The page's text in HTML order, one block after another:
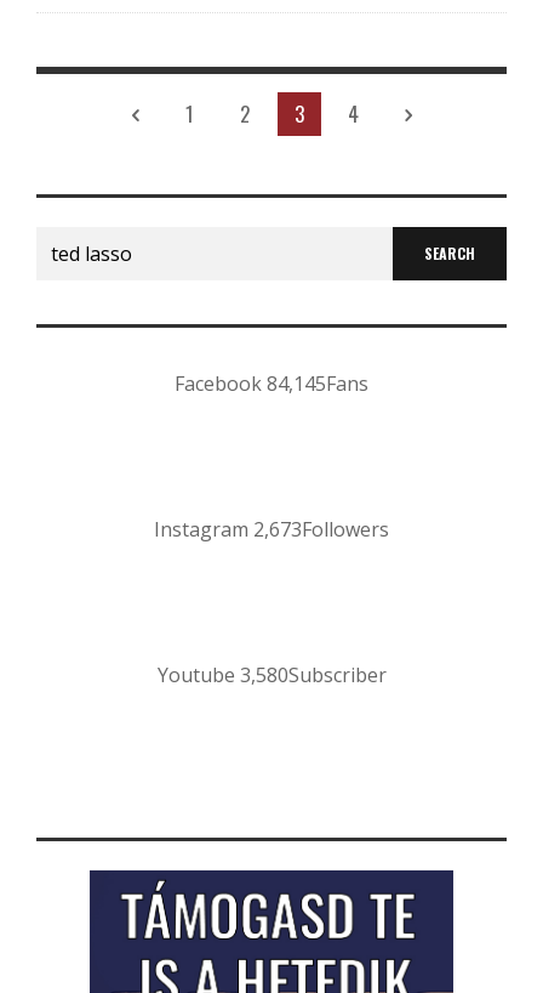
1 2 3 4
Search
for:
Facebook84,145Fans
Instagram 2,673Followers
Youtube 3,580Subscriber